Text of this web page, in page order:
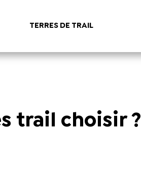
TERRES DE TRAIL
trail choisir ?